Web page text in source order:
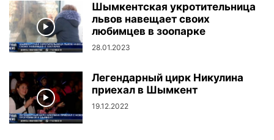
Шымкентская укротительница
львов навещает своих
любимцев в зоопарке
28.01.2023
Легендарный цирк Никулина
приехал в Шымкент
19.12.2022